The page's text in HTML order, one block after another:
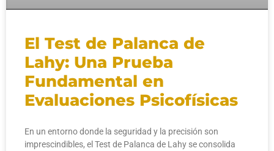
El Test de Palanca de
Lahy: Una Prueba
Fundamental en
Evaluaciones Psicofísicas
En un entorno donde la seguridad y la precisión son
imprescindibles, el Test de Palanca de Lahy se consolida